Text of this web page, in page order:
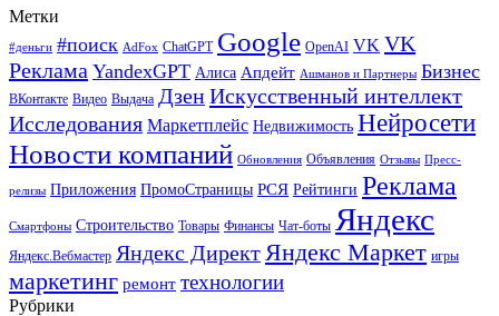
Метки
#деньги #поиск AdFox ChatGPT Google OpenAI VK VK
Реклама YandexGPT Алиса Апдейт Ашманов и Партнеры Бизнес
ВКонтакте Видео Выдача ДзенИскусственный интеллект
Исследования Маркетплейс Недвижимость Нейросети
Новости компаний Обновления Объявления Отзывы Пресс-
релизы Приложения ПромоСтраницы РСЯ Рейтинги Реклама
Смартфоны Строительство Товары Финансы Чат-боты Яндекс
Яндекс.Вебмастер Яндекс Директ Яндекс Маркет игры
маркетинг ремонт технологии
Рубрики